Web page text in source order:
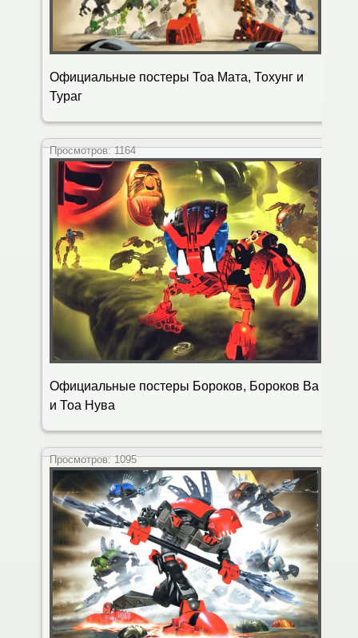
Официальные постеры Тоа Мата, Тохунг и
Тураг
Просмотров:1164
Официальные постеры Бороков, Бороков Ва
и Тоа Нува
Просмотров:1095